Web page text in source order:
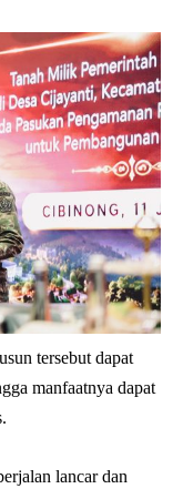
tersebut dapat
manfaatnya dapat
lancar dan